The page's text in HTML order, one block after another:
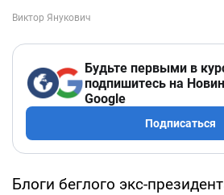
Будьте первыми в
подпишитесь на
Google
Подписаться
Блоги беглого экс-